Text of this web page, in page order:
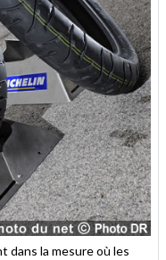
dans la mesure où les